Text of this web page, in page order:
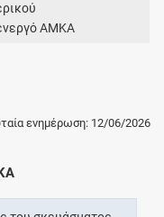
ΑΜΚΑ
ενημέρωση: 12/06/2026